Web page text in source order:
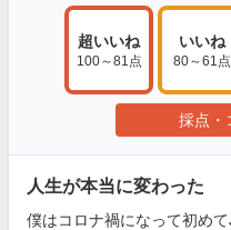
超いいね
100～81点
いいね
80～61点
採点・
人生が本当に変わった
僕はコロナ禍になって初め